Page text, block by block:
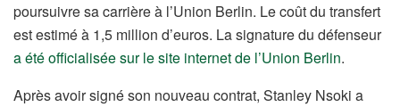
poursuivre sa carrière à l’Union Berlin. Le coût du transfert
est estimé à 1,5 million d’euros. La signature du défenseur
a été officialisée sur le site internet de l’Union Berlin.
Après avoir signé son nouveau contrat, Stanley Nsoki a